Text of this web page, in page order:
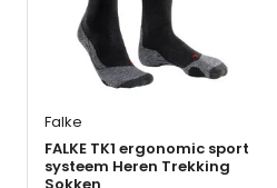
Falke
FALKE TK1 ergonomic sport
systeem Heren Trekking